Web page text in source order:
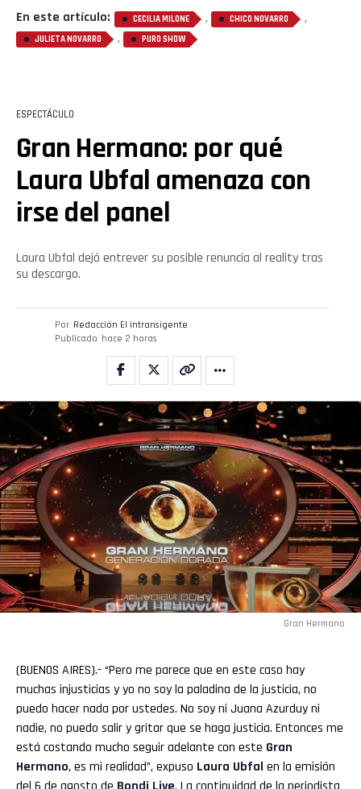
En este artículo: CECILIA MILONE , CHICO NOVARRO ,
JULIETA NOVARRO , PURO SHOW
ESPECTÁCULO
Gran Hermano: por qué
Laura Ubfal amenaza con
irse del panel
Laura Ubfal dejó entrever su posible renuncia al reality tras
su descargo.
Por Redacción El intransigente
Publicado hace 2 horas
Gran Hermano
(BUENOS AIRES).- “Pero me parece que en este caso hay
muchas injusticias y yo no soy la paladina de la justicia, no
puedo hacer nada por ustedes. No soy ni Juana Azurduy ni
nadie, no puedo salir y gritar que se haga justicia. Entonces me
está costando mucho seguir adelante con este Gran
Hermano, es mi realidad”, expuso Laura Ubfal en la emisión
Email